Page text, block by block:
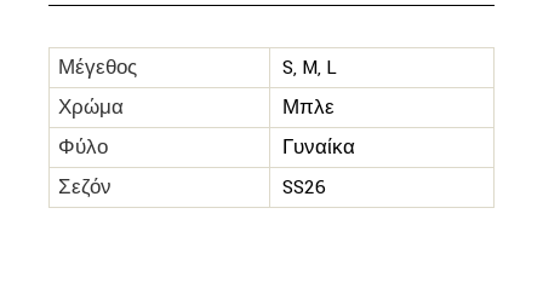
Μέγεθος
S, M, L
Χρώμα
Μπλε
Φύλο
Γυναίκα
Σεζόν
SS26